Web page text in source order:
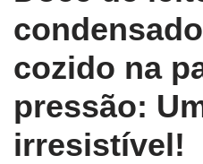
cozido na
pressão:
irresistível!